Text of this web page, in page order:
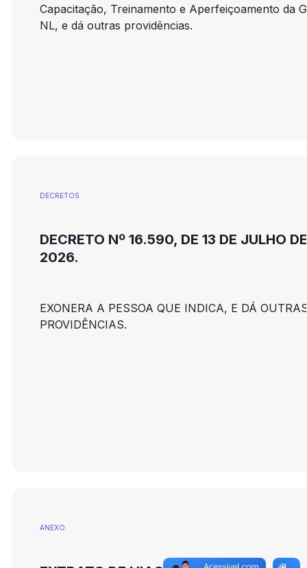
Capacitação, Treinamento e Aperfeiçoamento da
NL, e dá outras providências.
DECRETOS
DECRETO Nº 16.590, DE 13 DE JULHO DE
2026.
EXONERA A PESSOA QUE INDICA, E DÁ
PROVIDÊNCIAS.
ANEXO